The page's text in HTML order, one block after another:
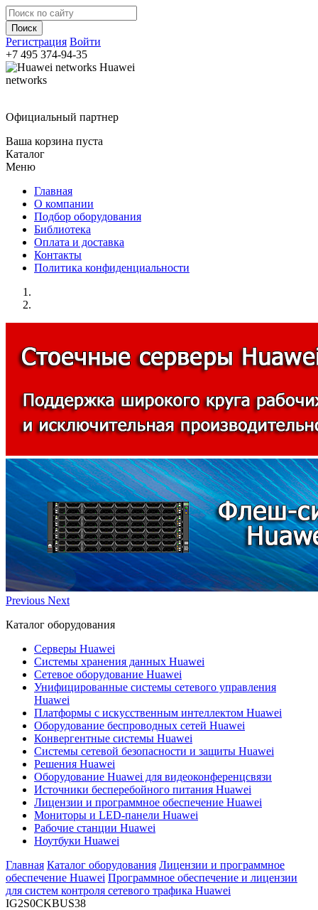
Регистрация Войти
+7 495 374-94-35
Huawei
networks
Официальный партнер
Ваша корзина пуста
Каталог
Меню
Главная
О компании
Подбор оборудования
Библиотека
Оплата и доставка
Контакты
Политика конфиденциальности
Previous Next
Каталог оборудования
Серверы Huawei
Системы хранения данных Huawei
Сетевое оборудование Huawei
Унифицированные системы сетевого управления
Huawei
Платформы с искусственным интеллектом Huawei
Оборудование беспроводных сетей Huawei
Конвергентные системы Huawei
Системы сетевой безопасности и защиты Huawei
Решения Huawei
Оборудование Huawei для видеоконференцсвязи
Источники бесперебойного питания Huawei
Лицензии и программное обеспечение Huawei
Мониторы и LED-панели Huawei
Рабочие станции Huawei
Ноутбуки Huawei
Главная Каталог оборудования Лицензии и программное
обеспечение Huawei Программное обеспечение и лицензии
для систем контроля сетевого трафика Huawei
IG2S0CKBUS38